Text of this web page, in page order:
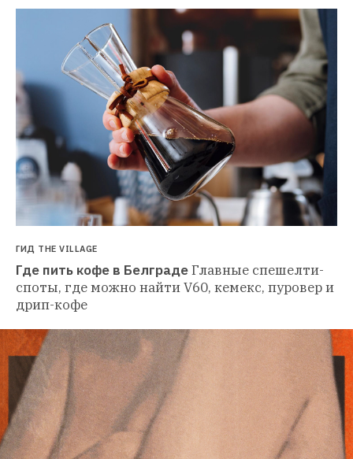
ГИД THE VILLAGE
Где пить кофе в БелградеГлавные спешелти-
споты, где можно найти V60, кемекс, пуровер и
дрип-кофе